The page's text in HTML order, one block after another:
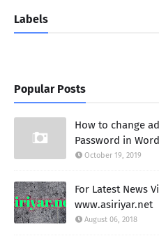
Labels
Popular Posts
How to change
Password in
October 19, 2019
For Latest News
www.asiriyar.net
August 06, 2018